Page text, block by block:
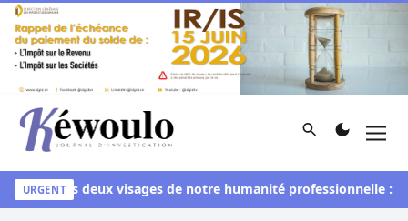
Aller au contenu
Kéwoulo, le premier site d'information et d'investigation
Rechercher
URGENT
Les deux visages de notre humanité professionnelle :